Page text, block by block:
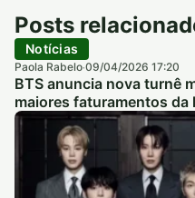
Posts
Notícias
Paola Rabelo·09/04/2026 17:20
BTS anuncia nova turnê
maiores faturamentos da